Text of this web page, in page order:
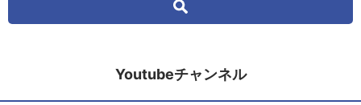
Youtubeチャンネル